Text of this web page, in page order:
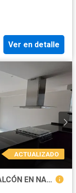
Ver en detalle
ACTUALIZADO
VENTA DE DEPARTAMENTO CON BALCÓN EN NARVARTE